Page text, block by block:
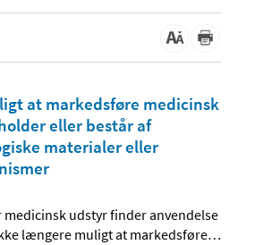
at markedsføre medicinsk
eller består af
materialer eller
udstyr finder anvendelse
længere muligt at markedsføre…